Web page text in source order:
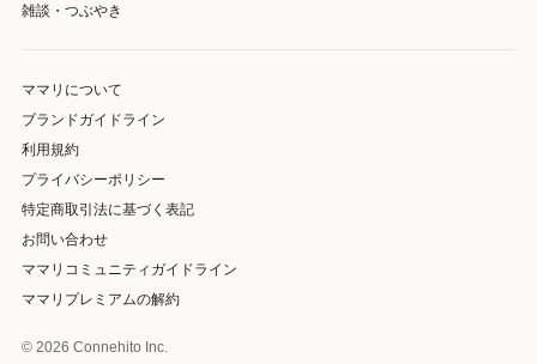
雑談・つぶやき
ママリについて
ブランドガイドライン
利用規約
プライバシーポリシー
特定商取引法に基づく表記
お問い合わせ
ママリコミュニティガイドライン
ママリプレミアムの解約
© 2026 Connehito Inc.